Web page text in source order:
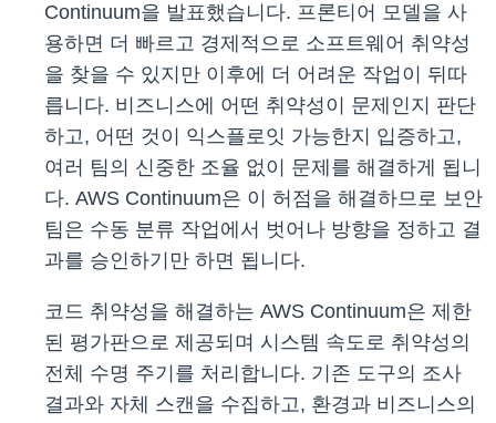
Continuum을 발표했습니다. 프론티어 모델을 사
용하면 더 빠르고 경제적으로 소프트웨어 취약성
을 찾을 수 있지만 이후에 더 어려운 작업이 뒤따
릅니다. 비즈니스에 어떤 취약성이 문제인지 판단
하고, 어떤 것이 익스플로잇 가능한지 입증하고,
여러 팀의 신중한 조율 없이 문제를 해결하게 됩니
다. AWS Continuum은 이 허점을 해결하므로 보안
팀은 수동 분류 작업에서 벗어나 방향을 정하고 결
과를 승인하기만 하면 됩니다.
코드 취약성을 해결하는 AWS Continuum은 제한
된 평가판으로 제공되며 시스템 속도로 취약성의
전체 수명 주기를 처리합니다. 기존 도구의 조사
결과와 자체 스캔을 수집하고, 환경과 비즈니스의